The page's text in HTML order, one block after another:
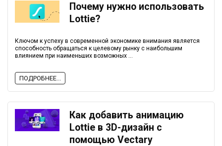
Почему нужно использовать
Lottie?
Ключом к успеху в современной экономике внимания является
способность обращаться к целевому рынку с наибольшим
влиянием при наименьших возможных ...
ПОДРОБНЕЕ...
Как добавить анимацию
Lottie в 3D-дизайн с
помощью Vectary